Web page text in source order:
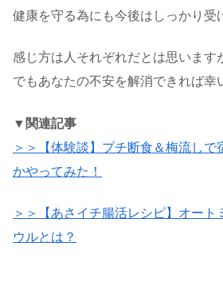
健康を守る為にも今後はしっかり受
感じ方は人それぞれだとは思います
でもあなたの不安を解消できれば幸
▼関連記事
＞＞【体験談】プチ断食＆梅流しで
かやってみた！
＞＞【あさイチ腸活レシピ】オート
ウルとは？